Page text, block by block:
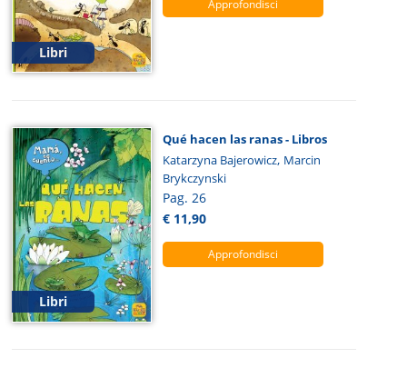
Libri
Approfondisci
Libri
Qué hacen las ranas - Libros
Katarzyna Bajerowicz, Marcin
Brykczynski
Pag. 26
€ 11,90
Approfondisci